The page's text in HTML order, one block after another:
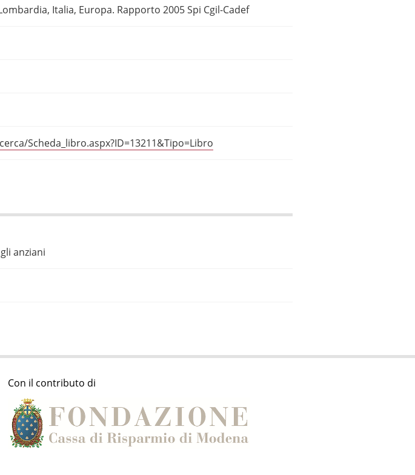
Italia, Europa. Rapporto 2005 Spi Cgil-Cadef
Scheda_libro.aspx?ID=13211&Tipo=Libro
anziani
Con il contributo di